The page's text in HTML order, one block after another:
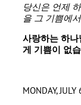
당신은 언제
을 그 기쁨에
사랑하는 하나
게 기쁨이 없
MONDAY, JULY